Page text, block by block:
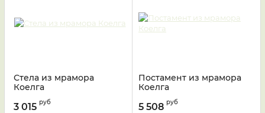
Стела из мрамора
Коелга
3 015 руб
Постамент из мрамора
Коелга
5 508 руб